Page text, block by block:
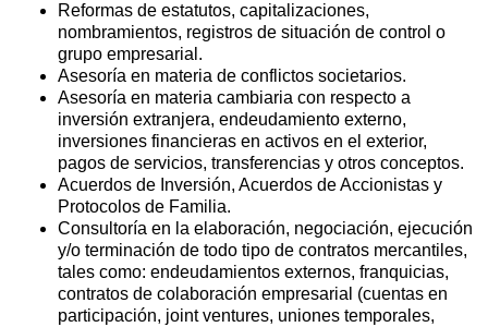
Reformas de estatutos, capitalizaciones,
nombramientos, registros de situación de control o
grupo empresarial.
Asesoría en materia de conflictos societarios.
Asesoría en materia cambiaria con respecto a
inversión extranjera, endeudamiento externo,
inversiones financieras en activos en el exterior,
pagos de servicios, transferencias y otros conceptos.
Acuerdos de Inversión, Acuerdos de Accionistas y
Protocolos de Familia.
Consultoría en la elaboración, negociación, ejecución
y/o terminación de todo tipo de contratos mercantiles,
tales como: endeudamientos externos, franquicias,
contratos de colaboración empresarial (cuentas en
participación, joint ventures, uniones temporales,